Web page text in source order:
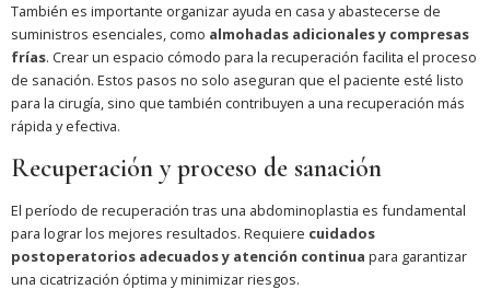
También es importante organizar ayuda en casa y abastecerse de
suministros esenciales, como almohadas adicionales y compresas
frías. Crear un espacio cómodo para la recuperación facilita el proceso
de sanación. Estos pasos no solo aseguran que el paciente esté listo
para la cirugía, sino que también contribuyen a una recuperación más
rápida y efectiva.
Recuperación y proceso de sanación
El período de recuperación tras una abdominoplastia es fundamental
para lograr los mejores resultados. Requiere cuidados
postoperatorios adecuados y atención continua para garantizar
una cicatrización óptima y minimizar riesgos.